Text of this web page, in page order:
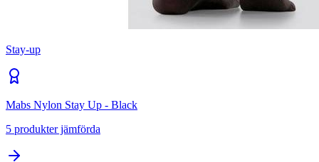
Stay-up
Mabs Nylon Stay Up - Black
5 produkter jämförda